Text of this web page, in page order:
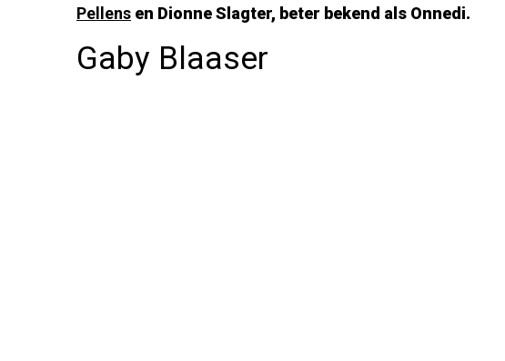
Pellens en Dionne Slagter, beter bekend als Onnedi.
Gaby Blaaser